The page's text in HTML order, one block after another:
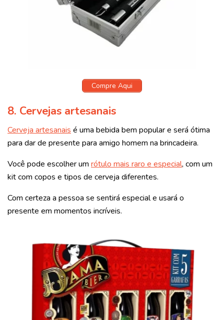
Compre Aqui
8. Cervejas artesanais
Cerveja artesanaisé uma bebida bem popular e será ótima
para dar de presente para amigo homem na brincadeira.
Você pode escolher um rótulo mais raro e especial, com um
kit com copos e tipos de cerveja diferentes.
Com certeza a pessoa se sentirá especial e usará o
presente em momentos incríveis.